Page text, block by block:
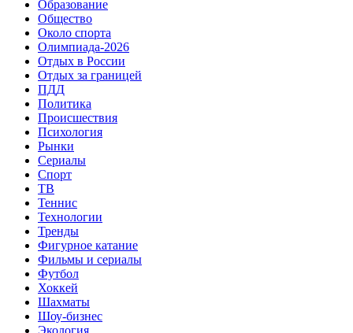
Образование
Общество
Около спорта
Олимпиада-2026
Отдых в России
Отдых за границей
ПДД
Политика
Происшествия
Психология
Рынки
Сериалы
Спорт
ТВ
Теннис
Технологии
Тренды
Фигурное катание
Фильмы и сериалы
Футбол
Хоккей
Шахматы
Шоу-бизнес
Экология